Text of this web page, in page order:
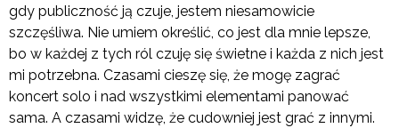
gdy publiczność ją czuje, jestem niesamowicie
szczęśliwa. Nie umiem określić, co jest dla mnie lepsze,
bo w każdej z tych ról czuję się świetne i każda z nich jest
mi potrzebna. Czasami cieszę się, że mogę zagrać
koncert solo i nad wszystkimi elementami panować
sama. A czasami widzę, że cudowniej jest grać z innymi.